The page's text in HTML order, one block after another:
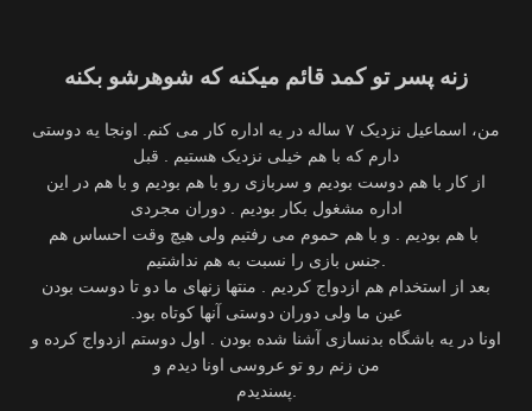
زنه پسر تو کمد قائم میکنه که شوهرشو بکنه
‫من، اسماعیل نزدیک ۷ ساله در یه اداره کار می کنم. اونجا یه دوستی
‫از کار با هم دوست بودیم و سربازی رو با هم بودیم و با هم در این
‫ با هم بودیم . و با هم حموم می رفتیم ولی هیچ وقت احساس هم
‫بعد از استخدام هم ازدواج کردیم . منتها زنهای ما دو تا دوست بودن
اونا در یه باشگاه بدنسازی آشنا شده بودن . اول دوستم ازدواج کرده و